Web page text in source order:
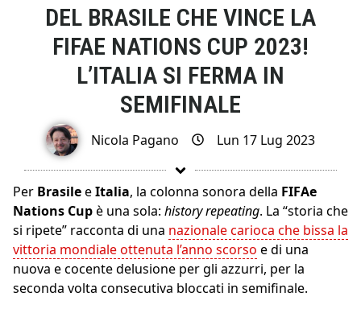
DEL BRASILE CHE VINCE LA
FIFAE NATIONS CUP 2023!
L’ITALIA SI FERMA IN
SEMIFINALE
Nicola Pagano Lun 17 Lug 2023
Per BrasileeItalia, la colonna sonora della FIFAe
Nations Cupè una sola: history repeating. La “storia che
si ripete” racconta di una nazionale carioca che bissa la
vittoria mondiale ottenuta l’anno scorso e di una
nuova e cocente delusione per gli azzurri, per la
seconda volta consecutiva bloccati in semifinale.